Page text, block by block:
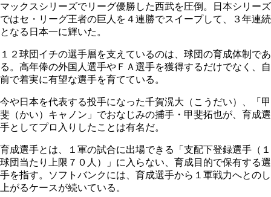
マックスシリーズでリーグ優勝した西武を圧倒。日本シリーズ
ではセ・リーグ王者の巨人を４連勝でスイープして、３年連続
となる日本一に輝いた。
１２球団イチの選手層を支えているのは、球団の育成体制であ
る。高年俸の外国人選手やＦＡ選手を獲得するだけでなく、自
前で着実に有望な選手を育てている。
今や日本を代表する投手になった千賀滉大（こうだい）、「甲
斐（かい）キャノン」でおなじみの捕手・甲斐拓也が、育成選
手としてプロ入りしたことは有名だ。
育成選手とは、１軍の試合に出場できる「支配下登録選手（１
球団当たり上限７０人）」に入らない、育成目的で保有する選
手を指す。ソフトバンクには、育成選手から１軍戦力へとのし
上がるケースが続いている。